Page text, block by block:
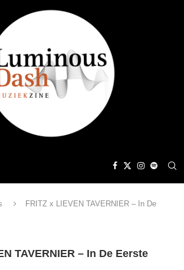
FRITZ x LIEVEN TAVERNIER – In De
TAVERNIER – In De Eerste